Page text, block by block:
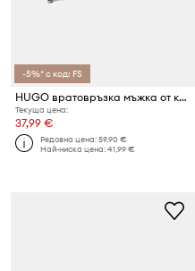
-5%* с код: FS
HUGO вратовръзка мъжка от коприна
Текуща цена:
37,99 €
Редовна цена:59,90 €
Най-ниска цена:41,99 €